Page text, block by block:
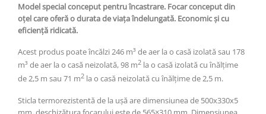
Model special conceput pentru încastrare. Focar conceput din
oțel care oferă o durata de viața îndelungată. Economic și cu
eficiență ridicată.
Acest produs poate încălzi 246 m³ de aer la o casă izolată sau 178
m³ de aer la o casă neizolată, 98 m2 la o casă izolată cu înălțime
de 2,5 m sau 71 m2 la o casă neizolată cu înălțime de 2,5 m.
Sticla termorezistentă de la ușă are dimensiunea de 500x330x5